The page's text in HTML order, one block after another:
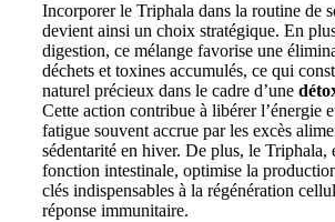
Incorporer le Triphala dans la routine de
devient ainsi un choix stratégique. En
digestion, ce mélange favorise une
déchets et toxines accumulés, ce qui
naturel précieux dans le cadre d’une
Cette action contribue à libérer l’énergie
fatigue souvent accrue par les excès
sédentarité en hiver. De plus, le Triphala,
fonction intestinale, optimise la
clés indispensables à la régénération
réponse immunitaire.